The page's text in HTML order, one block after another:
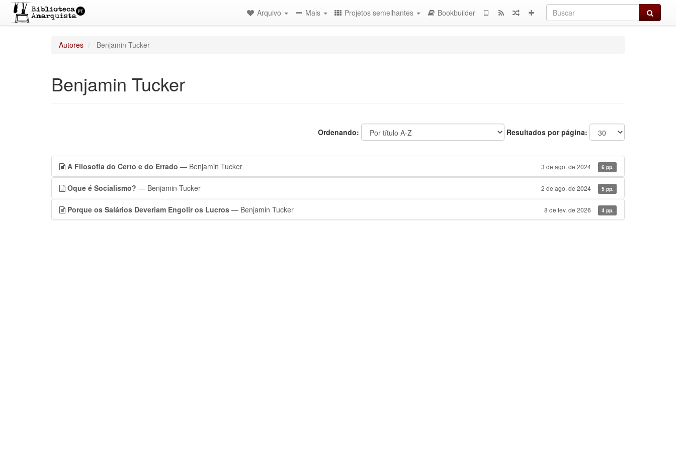
Buscar
Arquivo Mais Projetos semelhantes Bookbuilder
Autores Benjamin Tucker
Benjamin Tucker
Ordenando: Resultados por página:
A Filosofia do Certo e do Errado — Benjamin Tucker 3 de ago. de 2024 6 pp.
Oque é Socialismo? — Benjamin Tucker 2 de ago. de 2024 5 pp.
Porque os Salários Deveriam Engolir os Lucros — Benjamin Tucker 8 de fev. de 2026 4 pp.